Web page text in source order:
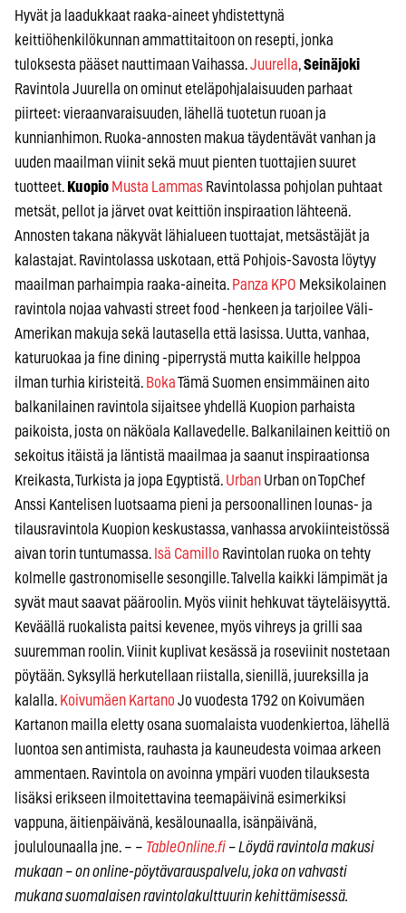
Hyvät ja laadukkaat raaka-aineet yhdistettynä
keittiöhenkilökunnan ammattitaitoon on resepti, jonka
tuloksesta pääset nauttimaan Vaihassa.Juurella,Seinäjoki
Ravintola Juurella on ominut eteläpohjalaisuuden parhaat
piirteet: vieraanvaraisuuden, lähellä tuotetun ruoan ja
kunnianhimon. Ruoka-annosten makua täydentävät vanhan ja
uuden maailman viinit sekä muut pienten tuottajien suuret
tuotteet. Kuopio Musta Lammas Ravintolassa pohjolan puhtaat
metsät, pellot ja järvet ovat keittiön inspiraation lähteenä.
Annosten takana näkyvät lähialueen tuottajat, metsästäjät ja
kalastajat. Ravintolassa uskotaan, että Pohjois-Savosta löytyy
maailman parhaimpia raaka-aineita. Panza KPO Meksikolainen
ravintola nojaa vahvasti street food -henkeen ja tarjoilee Väli-
Amerikan makuja sekä lautasella että lasissa. Uutta, vanhaa,
katuruokaa ja fine dining -piperrystä mutta kaikille helppoa
ilman turhia kiristeitä. BokaTämä Suomen ensimmäinen aito
balkanilainen ravintola sijaitsee yhdellä Kuopion parhaista
paikoista, josta on näköala Kallavedelle. Balkanilainen keittiö on
sekoitus itäistä ja läntistä maailmaa ja saanut inspiraationsa
Kreikasta, Turkista ja jopa Egyptistä. Urban Urban on TopChef
Anssi Kantelisen luotsaama pieni ja persoonallinen lounas- ja
tilausravintola Kuopion keskustassa, vanhassa arvokiinteistössä
aivan torin tuntumassa. Isä Camillo Ravintolan ruoka on tehty
kolmelle gastronomiselle sesongille. Talvella kaikki lämpimät ja
syvät maut saavat pääroolin. Myös viinit hehkuvat täyteläisyyttä.
Keväällä ruokalista paitsi kevenee, myös vihreys ja grilli saa
suuremman roolin. Viinit kuplivat kesässä ja roseviinit nostetaan
pöytään. Syksyllä herkutellaan riistalla, sienillä, juureksilla ja
kalalla. Koivumäen Kartano Jo vuodesta 1792 on Koivumäen
Kartanon mailla eletty osana suomalaista vuodenkiertoa, lähellä
luontoa sen antimista, rauhasta ja kauneudesta voimaa arkeen
ammentaen. Ravintola on avoinna ympäri vuoden tilauksesta
lisäksi erikseen ilmoitettavina teemapäivinä esimerkiksi
vappuna, äitienpäivänä, kesälounaalla, isänpäivänä,
joululounaalla jne. – – TableOnline.fi – Löydä ravintola makusi
mukaan – on online-pöytävarauspalvelu, joka on vahvasti
mukana suomalaisen ravintolakulttuurin kehittämisessä.